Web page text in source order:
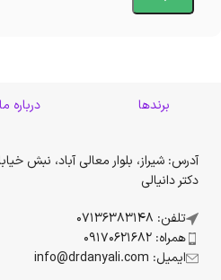
برندها درباره ما
آدرس: شیراز، بلوار معالی آباد، نبش
دکتر دانیالی
تلفن: 07136383148
همراه: 09170621682
ایمیل: info@drdanyali.com